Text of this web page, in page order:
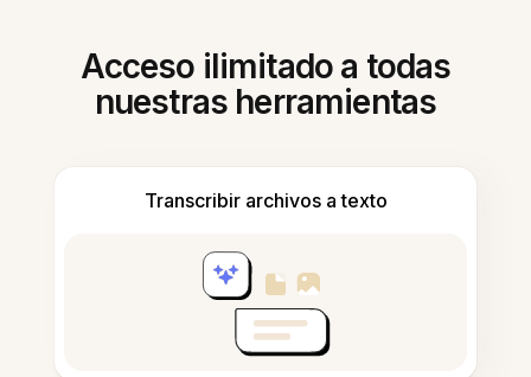
Acceso ilimitado a todas
nuestras herramientas
Transcribir archivos a texto